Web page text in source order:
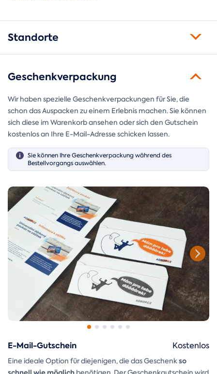
Standorte
Geschenkverpackung
Wir haben spezielle Geschenkverpackungen für Sie, die
schon das Auspacken zu einem Erlebnis machen. Sie können
sich diese im Warenkorb ansehen oder sich den Gutschein
kostenlos an Ihre E-Mail-Adresse schicken lassen.
Sie können Ihre Geschenkverpackung während des
Bestellvorgangs auswählen.
E-Mail-Gutschein
Eine ideale Option für diejenigen, die das Geschenkso
Kostenlos